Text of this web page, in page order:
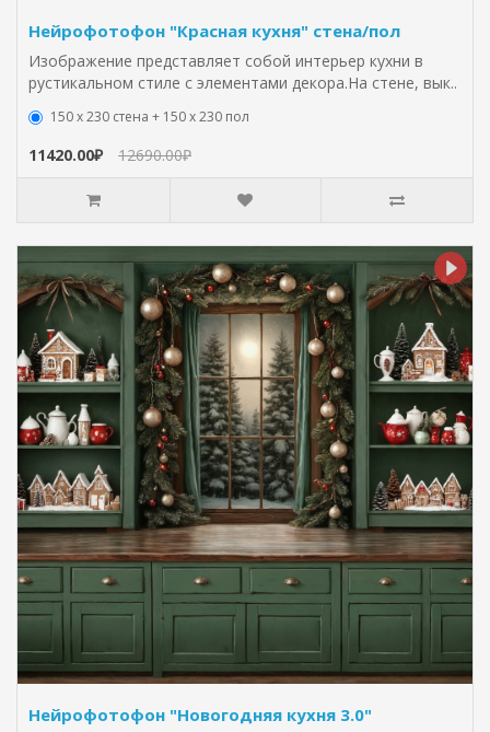
Нейрофотофон "Красная кухня" стена/пол
Изображение представляет собой интерьер кухни в
рустикальном стиле с элементами декора.На стене, вык..
150 х 230 стена + 150 х 230 пол
11420.00₽ 12690.00₽
Нейрофотофон "Новогодняя кухня 3.0"